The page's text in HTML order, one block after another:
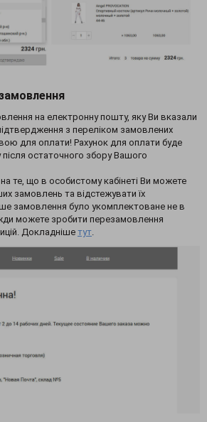
на електронну пошту, яку Ви вказали
з переліком замовлених
для оплати! Рахунок для оплати буде
остаточного збору Вашого
те, що в особистому кабінеті Ви можете
замовлень та відстежувати їх
замовлення було укомплектоване не в
можете зробити перезамовлення
Докладніше тут